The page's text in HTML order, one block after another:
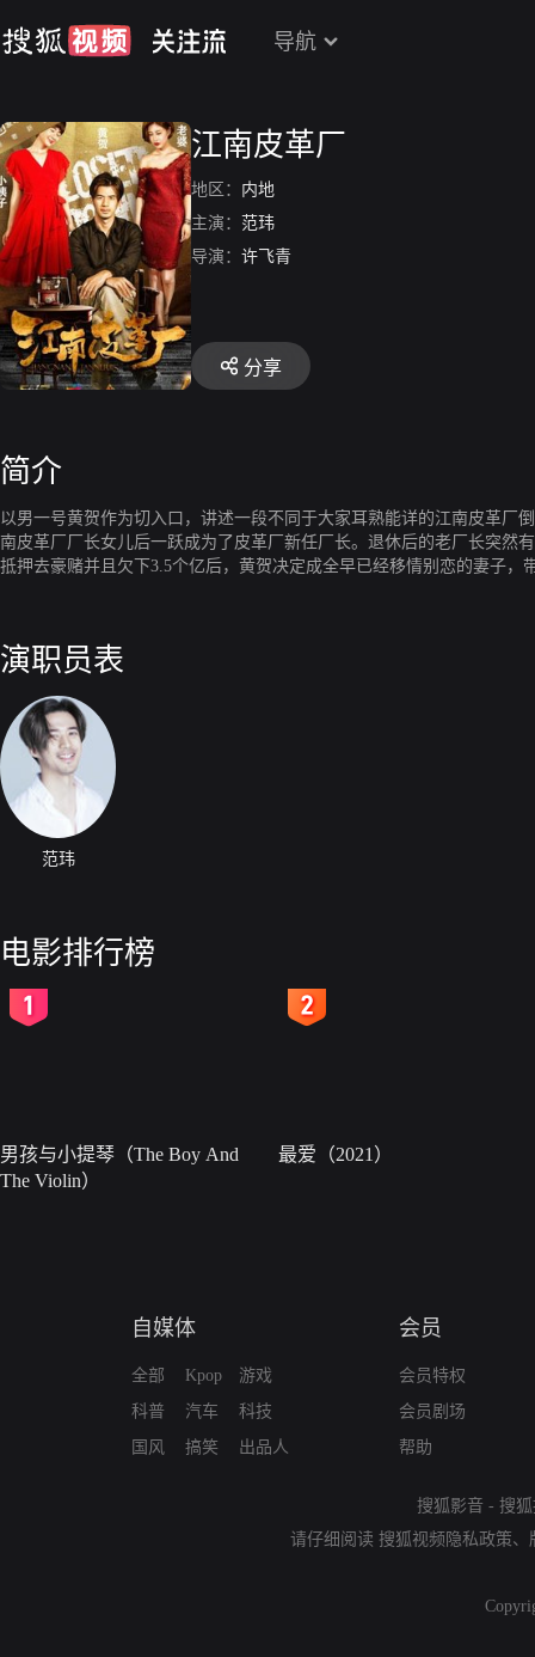
导航
江南皮革厂
地区： 内地
主演： 范玮
导演： 许飞青
分享
简介
以男一号黄贺作为切入口，讲述一段不同于大家耳熟能详的江南皮革厂
南皮革厂厂长女儿后一跃成为了皮革厂新任厂长。退休后的老厂长突然
抵押去豪赌并且欠下3.5个亿后，黄贺决定成全早已经移情别恋的妻子
演职员表
范玮
电影排行榜
男孩与小提琴（The Boy And
The Violin）
最爱（2021）
自媒体
全部
科普
国风
Kpop
汽车
搞笑
游戏
科技
出品人
会员
会员特权
会员剧场
帮助
搜狐影音 - 搜
请仔细阅读 搜狐视频隐私政策、